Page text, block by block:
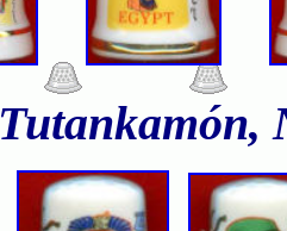
Tutankamón,